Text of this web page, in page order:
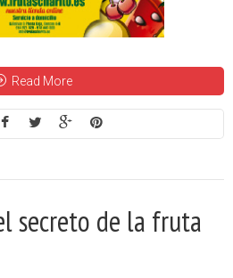
Read More
secreto de la fruta